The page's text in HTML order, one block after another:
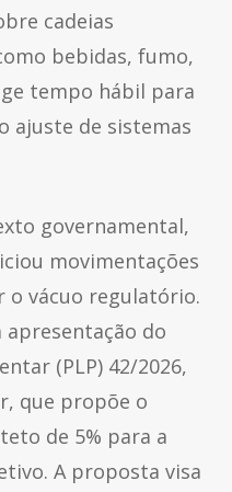
cadeias
bebidas, fumo,
tempo hábil para
ajuste de sistemas
governamental,
movimentações
o vácuo regulatório.
do
(PLP) 42/2026,
que propõe o
de 5% para a
A proposta visa